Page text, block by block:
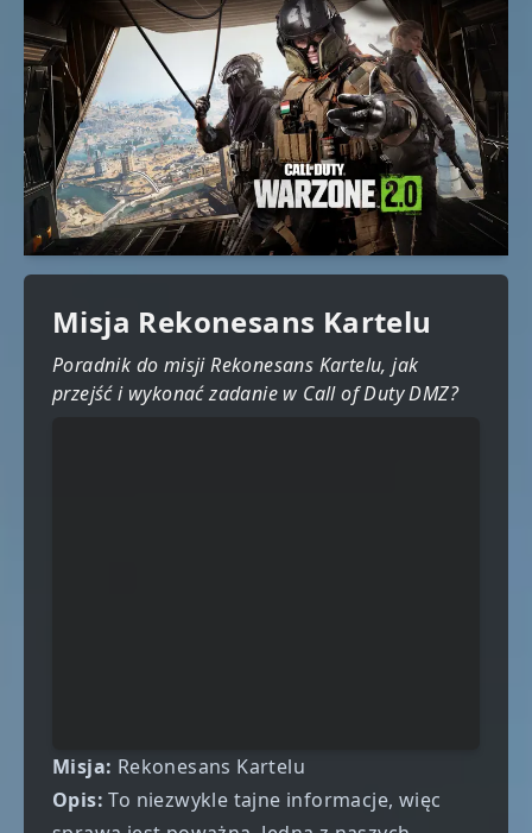
Misja Rekonesans Kartelu
Poradnik do misji Rekonesans Kartelu, jak
przejść i wykonać zadanie w Call of Duty DMZ?
Misja: Rekonesans Kartelu
Opis:To niezwykle tajne informacje, więc